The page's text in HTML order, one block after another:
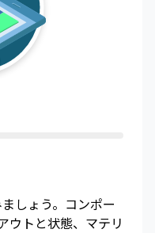
しょう。コンポー
ウトと状態、マテリ